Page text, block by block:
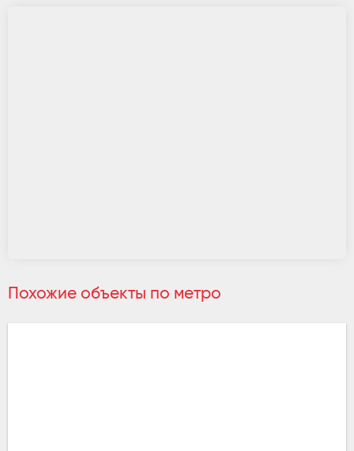
Похожие объекты по метро